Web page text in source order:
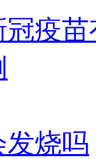
疫
烧吗